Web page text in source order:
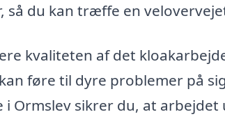
så du kan træffe en
kvaliteten af det
føre til dyre problemer på
Ormslev sikrer du, at